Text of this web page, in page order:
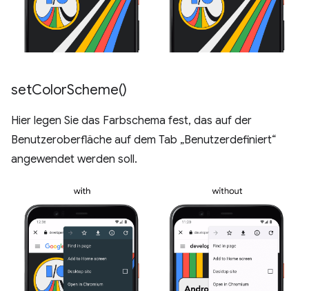
setColorScheme()
Hier legen Sie das Farbschema fest, das auf der
Benutzeroberfläche auf dem Tab „Benutzerdefiniert“
angewendet werden soll.